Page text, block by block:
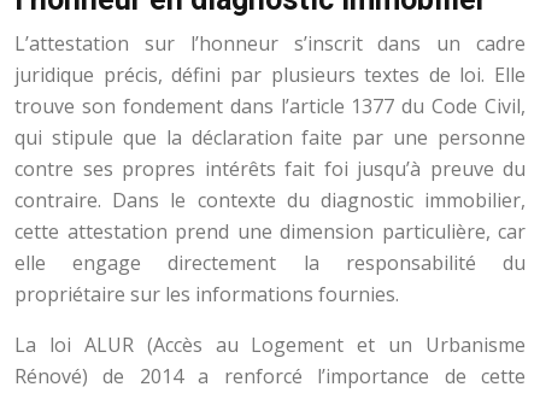
L’attestation sur l’honneur s’inscrit dans un cadre
juridique précis, défini par plusieurs textes de loi. Elle
trouve son fondement dans l’article 1377 du Code Civil,
qui stipule que la déclaration faite par une personne
contre ses propres intérêts fait foi jusqu’à preuve du
contraire. Dans le contexte du diagnostic immobilier,
cette attestation prend une dimension particulière, car
elle engage directement la responsabilité du
propriétaire sur les informations fournies.
La loi ALUR (Accès au Logement et un Urbanisme
Rénové) de 2014 a renforcé l’importance de cette